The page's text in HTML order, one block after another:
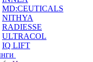
MD:CEUTICALS
NITHYA
RADIESSE
ULTRACOL
IQ LIFT